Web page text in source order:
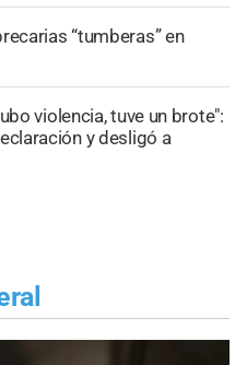
“tumberas” en
violencia, tuve un brote":
y desligó a